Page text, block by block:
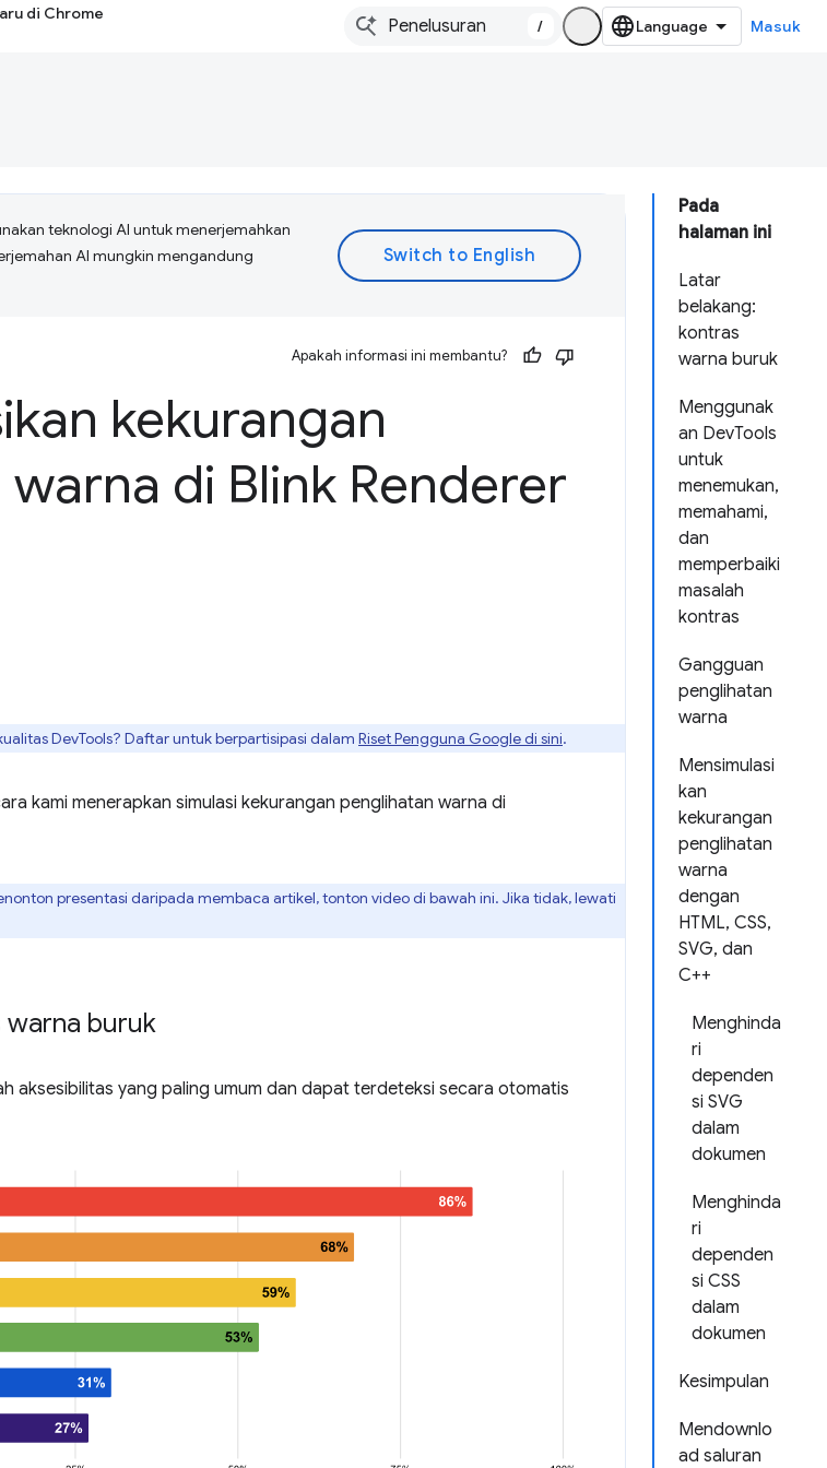
di Chrome
/ Masuk
Pada
halaman ini
Latar
belakang:
kontras
warna buruk
Menggunak
an DevTools
untuk
menemukan,
memahami,
dan
memperbaiki
masalah
kontras
Gangguan
penglihatan
warna
Mensimulasi
kan
kekurangan
penglihatan
warna
dengan
HTML, CSS,
SVG, dan
C++
Menghinda
ri
dependen
si SVG
dalam
dokumen
Menghinda
ri
dependen
si CSS
dalam
dokumen
Kesimpulan
Mendownlo
ad saluran
teknologi AI untuk menerjemahkan
AI mungkin mengandung
Apakah informasi ini membantu?
kekurangan
di Blink Renderer
DevTools? Daftar untuk berpartisipasi dalam Riset Pengguna Google di sini.
kami menerapkan simulasi kekurangan penglihatan warna di
presentasi daripada membaca artikel, tonton video di bawah ini. Jika tidak, lewati
warna buruk
aksesibilitas yang paling umum dan dapat terdeteksi secara otomatis